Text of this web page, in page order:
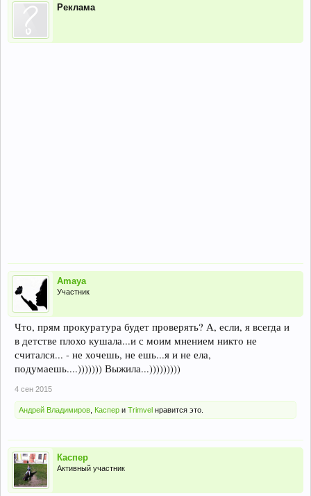
Реклама
Amaya
Участник
Что, прям прокуратура будет проверять? А, если, я всегда и
в детстве плохо кушала...и с моим мнением никто не
считался... - не хочешь, не ешь...я и не ела,
подумаешь....))))))) Выжила...)))))))))
4 сен 2015
Андрей Владимиров Каспер и Trimvel нравится это.
Каспер
Активный участник